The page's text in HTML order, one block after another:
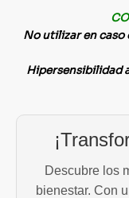
No utilizar en caso
Hipersensibilidad
Descubre los
bienestar. Con